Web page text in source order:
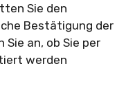
Sie den
Bestätigung der
Sie an, ob Sie per
werden